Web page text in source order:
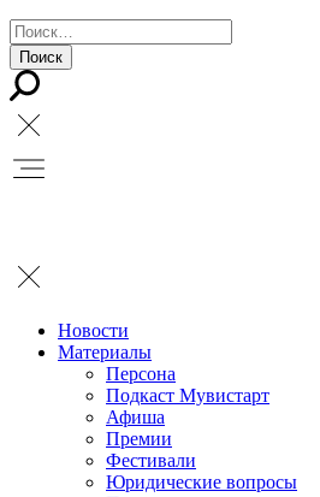
Новости
Материалы
Персона
Подкаст Мувистарт
Афиша
Премии
Фестивали
Юридические вопросы